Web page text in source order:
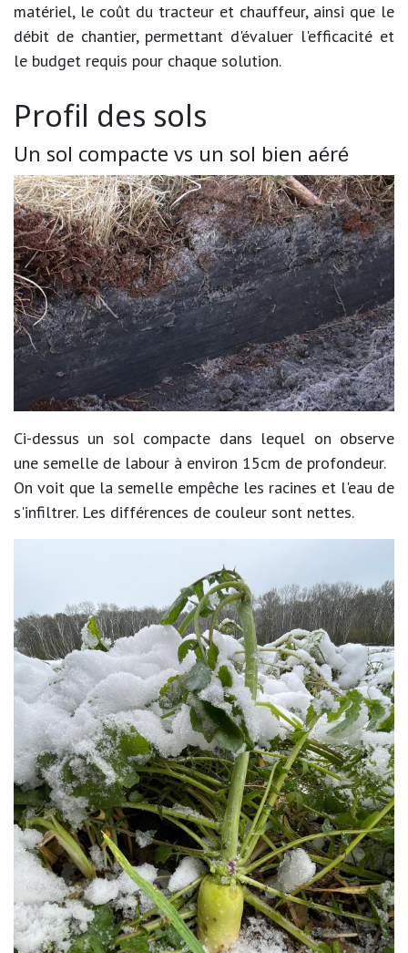
matériel, le coût du tracteur et chauffeur, ainsi que le
débit de chantier, permettant d'évaluer l'efficacité et
le budget requis pour chaque solution.
Profil des sols
Un sol compacte vs un sol bien aéré
Ci-dessus un sol compacte dans lequel on observe
une semelle de labour à environ 15cm de profondeur.
On voit que la semelle empêche les racines et l'eau de
s'infiltrer. Les différences de couleur sont nettes.